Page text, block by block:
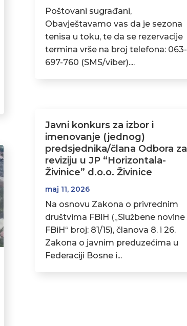
Poštovani sugrađani,
Obavještavamo vas da je sezona
tenisa u toku, te da se rezervacije
termina vrše na broj telefona: 063-
697-760 (SMS/viber)....
Javni konkurs za izbor i
imenovanje (jednog)
predsjednika/člana Odbora za
reviziju u JP “Horizontala-
Živinice” d.o.o. Živinice
maj 11, 2026
Na osnovu Zakona o privrednim
društvima FBiH („Službene novine
FBiH“ broj: 81/15), članova 8. i 26.
Zakona o javnim preduzećima u
Federaciji Bosne i...